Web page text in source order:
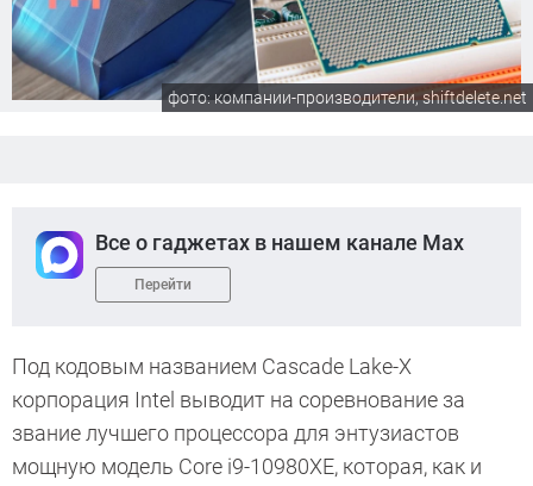
фото: компании-производители, shiftdelete.net
Все о гаджетах в нашем канале Max
Перейти
Под кодовым названием Cascade Lake-X
корпорация Intel выводит на соревнование за
звание лучшего процессора для энтузиастов
мощную модель Core i9-10980XE, которая, как и